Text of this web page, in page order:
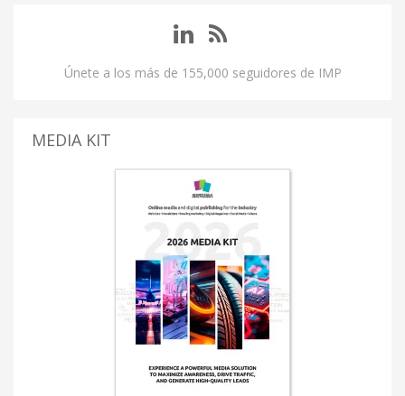
Únete a los más de 155,000 seguidores de IMP
MEDIA KIT